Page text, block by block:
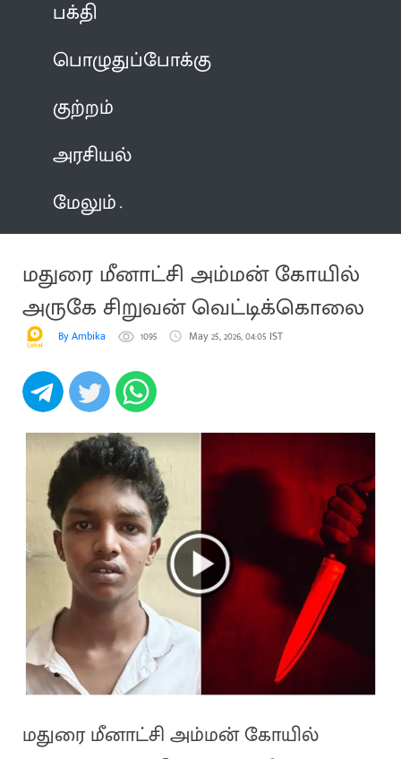
பக்தி
பொழுதுப்போக்கு
குற்றம்
அரசியல்
மேலும்
மதுரை மீனாட்சி அம்மன் கோயில்
அருகே சிறுவன் வெட்டிக்கொலை
By Ambika 1095 May 25, 2026, 04:05 IST
மதுரை மீனாட்சி அம்மன் கோயில்